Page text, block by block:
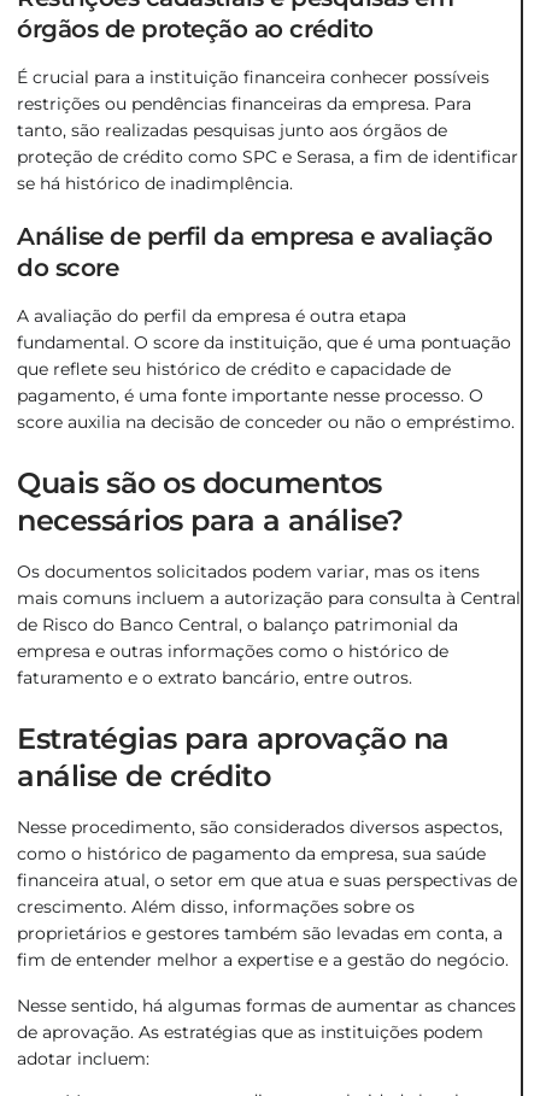
órgãos de proteção ao crédito
É crucial para a instituição financeira conhecer possíveis
restrições ou pendências financeiras da empresa. Para
tanto, são realizadas pesquisas junto aos órgãos de
proteção de crédito como SPC e Serasa, a fim de identificar
se há histórico de inadimplência.
Análise de perfil da empresa e avaliação
do score
A avaliação do perfil da empresa é outra etapa
fundamental. O score da instituição, que é uma pontuação
que reflete seu histórico de crédito e capacidade de
pagamento, é uma fonte importante nesse processo. O
score auxilia na decisão de conceder ou não o empréstimo.
Quais são os documentos
necessários para a análise?
Os documentos solicitados podem variar, mas os itens
mais comuns incluem a autorização para consulta à Central
de Risco do Banco Central, o balanço patrimonial da
empresa e outras informações como o histórico de
faturamento e o extrato bancário, entre outros.
Estratégias para aprovação na
análise de crédito
Nesse procedimento, são considerados diversos aspectos,
como o histórico de pagamento da empresa, sua saúde
financeira atual, o setor em que atua e suas perspectivas de
crescimento. Além disso, informações sobre os
proprietários e gestores também são levadas em conta, a
fim de entender melhor a expertise e a gestão do negócio.
Nesse sentido, há algumas formas de aumentar as chances
de aprovação. As estratégias que as instituições podem
adotar incluem: